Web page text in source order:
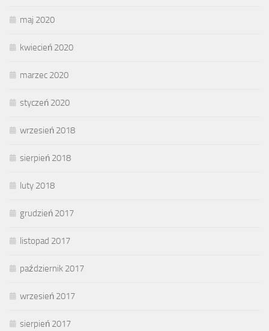
maj 2020
kwiecień 2020
marzec 2020
styczeń 2020
wrzesień 2018
sierpień 2018
luty 2018
grudzień 2017
listopad 2017
październik 2017
wrzesień 2017
sierpień 2017